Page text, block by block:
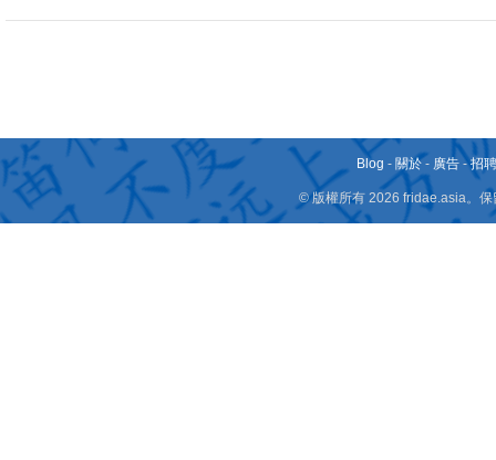
Blog - 關於 - 廣告 -招
© 版權所有 2026 fridae.asia。